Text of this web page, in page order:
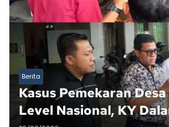
Berita
Kasus Pemekaran
Level Nasional, KY